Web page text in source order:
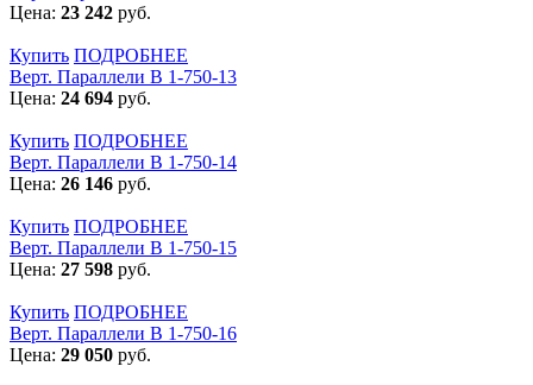
Цена: 23 242 руб.
Купить ПОДРОБНЕЕ
Верт. Параллели В 1-750-13
Цена: 24 694 руб.
Купить ПОДРОБНЕЕ
Верт. Параллели В 1-750-14
Цена: 26 146 руб.
Купить ПОДРОБНЕЕ
Верт. Параллели В 1-750-15
Цена: 27 598 руб.
Купить ПОДРОБНЕЕ
Верт. Параллели В 1-750-16
Цена: 29 050 руб.